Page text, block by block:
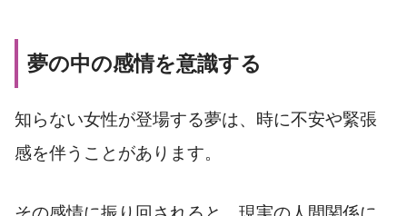
夢の中の感情を意識する
知らない女性が登場する夢は、時に不安や緊張
感を伴うことがあります。